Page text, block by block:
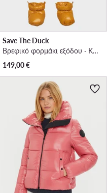
Save The Duck
Βρεφικό φορμάκι εξόδου · Κίτρινο
149,00€